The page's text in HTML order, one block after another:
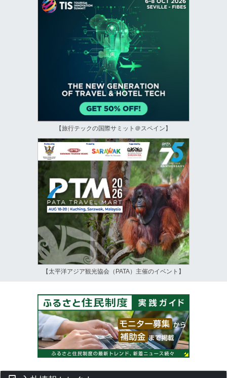
【旅行テックの国際サミット＠スペイン】
【太平洋アジア観光協会（PATA）主催のイベント】